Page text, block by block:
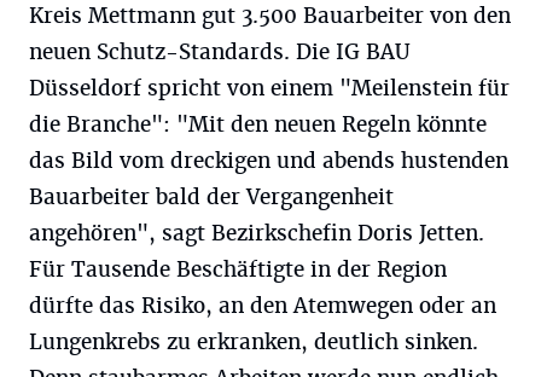
Kreis Mettmann gut 3.500 Bauarbeiter von den
neuen Schutz-Standards. Die IG BAU
Düsseldorf spricht von einem "Meilenstein für
die Branche": "Mit den neuen Regeln könnte
das Bild vom dreckigen und abends hustenden
Bauarbeiter bald der Vergangenheit
angehören", sagt Bezirkschefin Doris Jetten.
Für Tausende Beschäftigte in der Region
dürfte das Risiko, an den Atemwegen oder an
Lungenkrebs zu erkranken, deutlich sinken.